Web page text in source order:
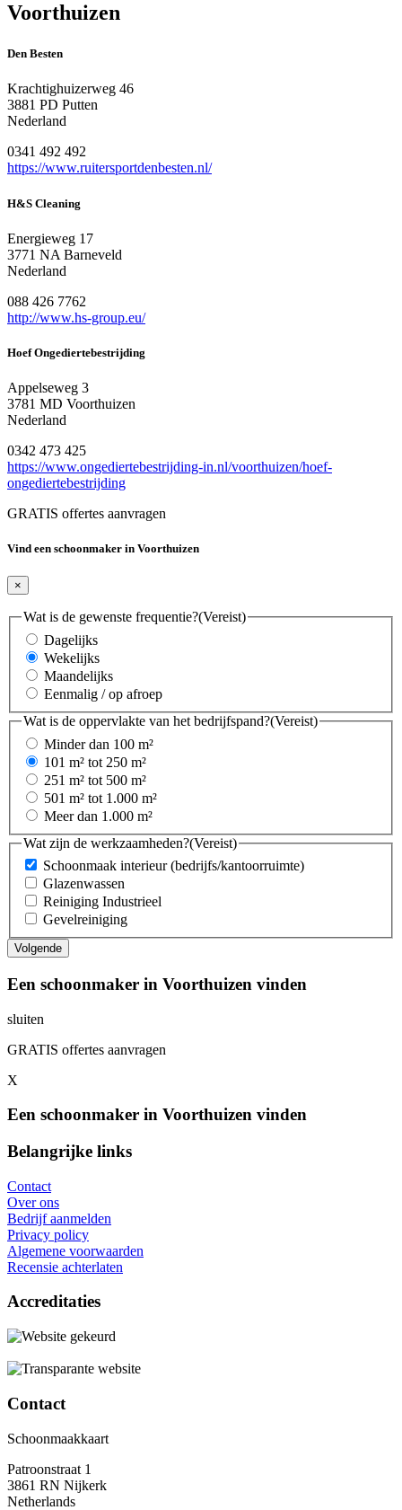
Voorthuizen
Den Besten
Krachtighuizerweg 46
3881 PD Putten
Nederland
0341 492 492
https://www.ruitersportdenbesten.nl/
H&S Cleaning
Energieweg 17
3771 NA Barneveld
Nederland
088 426 7762
http://www.hs-group.eu/
Hoef Ongediertebestrijding
Appelseweg 3
3781 MD Voorthuizen
Nederland
0342 473 425
https://www.ongediertebestrijding-in.nl/voorthuizen/hoef-
ongediertebestrijding
GRATIS offertes aanvragen
Vind een schoonmaker in Voorthuizen
×
Wat is de gewenste frequentie?(Vereist)
Dagelijks
Wekelijks
Maandelijks
Eenmalig / op afroep
Wat is de oppervlakte van het bedrijfspand?(Vereist)
Minder dan 100 m²
101 m² tot 250 m²
251 m² tot 500 m²
501 m² tot 1.000 m²
Meer dan 1.000 m²
Wat zijn de werkzaamheden?(Vereist)
Schoonmaak interieur (bedrijfs/kantoorruimte)
Glazenwassen
Reiniging Industrieel
Gevelreiniging
Een schoonmaker in Voorthuizen vinden
sluiten
GRATIS offertes aanvragen
X
Een schoonmaker in Voorthuizen vinden
Belangrijke links
Contact
Over ons
Bedrijf aanmelden
Privacy policy
Algemene voorwaarden
Recensie achterlaten
Accreditaties
Contact
Schoonmaakkaart
Patroonstraat 1
3861 RN Nijkerk
Netherlands